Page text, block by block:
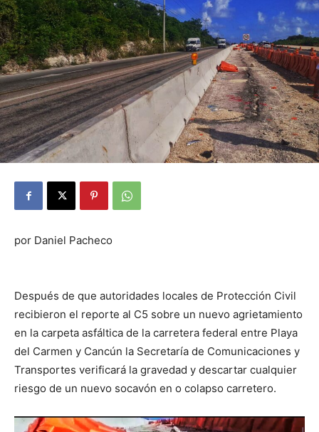
por Daniel Pacheco
Después de que autoridades locales de Protección Civil
recibieron el reporte al C5 sobre un nuevo agrietamiento
en la carpeta asfáltica de la carretera federal entre Playa
del Carmen y Cancún la Secretaría de Comunicaciones y
Transportes verificará la gravedad y descartar cualquier
riesgo de un nuevo socavón en o colapso carretero.